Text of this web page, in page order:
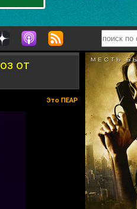
от
Это ПЕАР